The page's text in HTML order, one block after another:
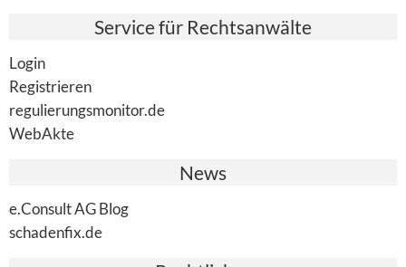
Service für Rechtsanwälte
Login
Registrieren
regulierungsmonitor.de
WebAkte
News
e.Consult AG Blog
schadenfix.de